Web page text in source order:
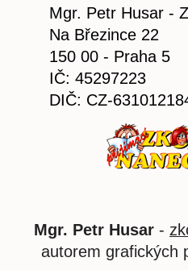
Mgr. Petr Husar -
Na Březince 22
150 00 - Praha 5
IČ: 45297223
DIČ: CZ-
Mgr. Petr Husar -
autorem grafických